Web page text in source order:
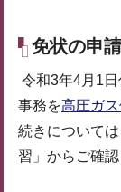
免状の申
令和3年4月1
事務を高圧ガ
続きについて
習」からご確認